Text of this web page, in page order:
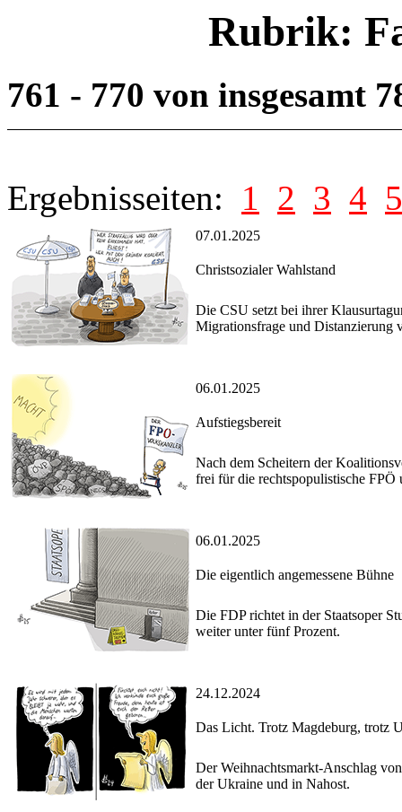
Rubrik:
761 - 770 von insgesamt
Ergebnisseiten: 1 2 3 4 5
07.01.2025
Christsozialer Wahlstand
Die CSU setzt bei ihrer
Migrationsfrage und Distanzierung
06.01.2025
Aufstiegsbereit
Nach dem Scheitern der
frei für die rechtspopulistische
06.01.2025
Die eigentlich angemessene Bühne
Die FDP richtet in der Staatsoper
weiter unter fünf Prozent.
24.12.2024
Das Licht. Trotz Magdeburg, trotz
Der Weihnachtsmarkt-Anschlag
der Ukraine und in Nahost.